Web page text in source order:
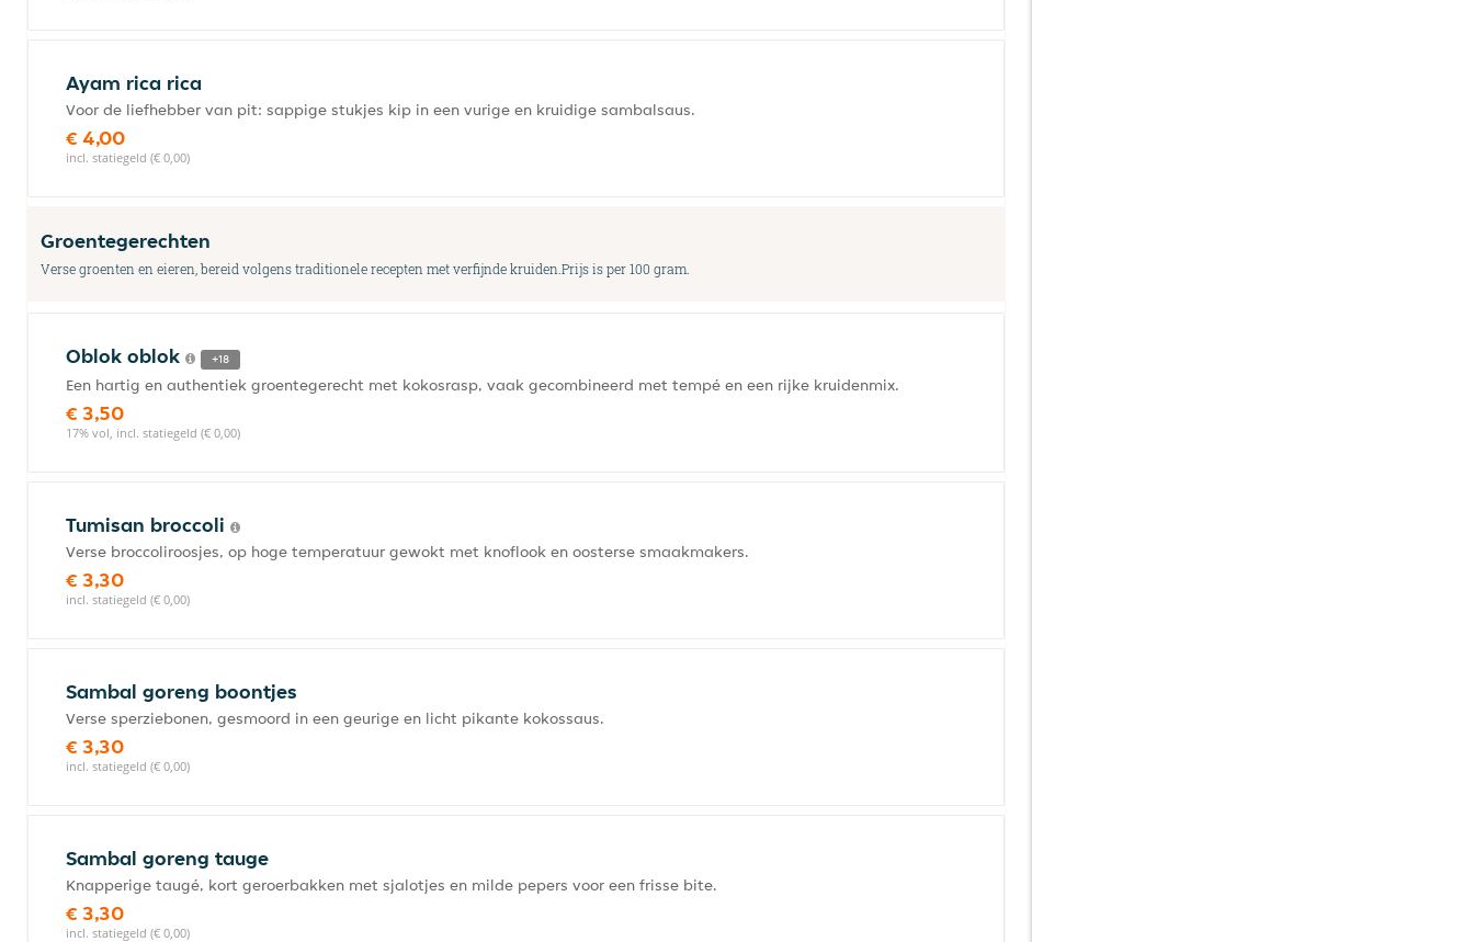
Ayam rica rica
Voor de liefhebber van pit: sappige stukjes kip in een vurige en kruidige sambalsaus.
€ 4,00
incl. statiegeld (€ 0,00)
Groentegerechten
Verse groenten en eieren, bereid volgens traditionele recepten met verfijnde kruiden.Prijs is per 100 gram.
Oblok oblok +18
Een hartig en authentiek groentegerecht met kokosrasp, vaak gecombineerd met tempé en een rijke kruidenmix.
€ 3,50
17% vol, incl. statiegeld (€ 0,00)
Tumisan broccoli
Verse broccoliroosjes, op hoge temperatuur gewokt met knoflook en oosterse smaakmakers.
€ 3,30
incl. statiegeld (€ 0,00)
Sambal goreng boontjes
Verse sperziebonen, gesmoord in een geurige en licht pikante kokossaus.
€ 3,30
incl. statiegeld (€ 0,00)
Sambal goreng tauge
Knapperige taugé, kort geroerbakken met sjalotjes en milde pepers voor een frisse bite.
€ 3,30
incl. statiegeld (€ 0,00)